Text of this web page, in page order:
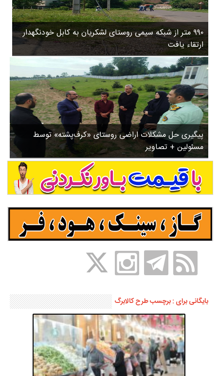
روستاها
ورزشی
سیاسی
چندرسانه ای
مسیر گردشگری دیلمان
درباره ما
۹۹۰ متر از شبکه سیمی روستای لشکریان به کابل خودنگهدار
ارتقاء یافت
پیگیری حل مشکلات اراضی روستای «کرف‌پشته» توسط
مسئولین + تصاویر
۳
۵
۸
ب
ا
ز
ن
ش
س
ت
ش
د
.
بایگانی برای : برچسب طرح کالابرگ